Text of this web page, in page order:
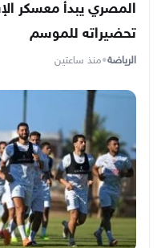
المصري يبدأ معسكر
تحضيراته للموسم
الرياضة•منذ ساعتين